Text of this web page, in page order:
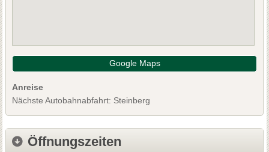
Google Maps
Anreise
Nächste Autobahnabfahrt: Steinberg
Öffnungszeiten